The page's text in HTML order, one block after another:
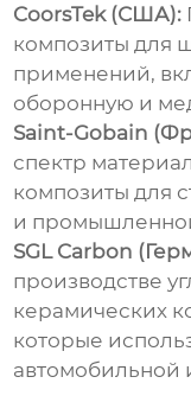
CoorsTek (США):
композиты для
применений,
оборонную и
Saint-Gobain
спектр
композиты для
и
SGL Carbon
производстве
керамических
которые
автомобильной